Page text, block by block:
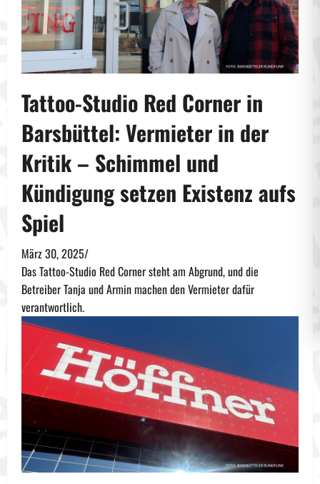
Tattoo-Studio Red Corner in
Barsbüttel: Vermieter in der
Kritik – Schimmel und
Kündigung setzen Existenz aufs
Spiel
März 30, 2025/
Das Tattoo-Studio Red Corner steht am Abgrund, und die
Betreiber Tanja und Armin machen den Vermieter dafür
verantwortlich.